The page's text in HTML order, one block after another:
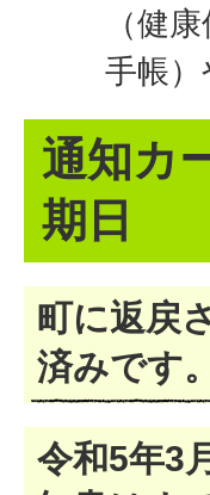
（健
手帳
通知カ
期日
町に返戻
済みです。
令和5年3